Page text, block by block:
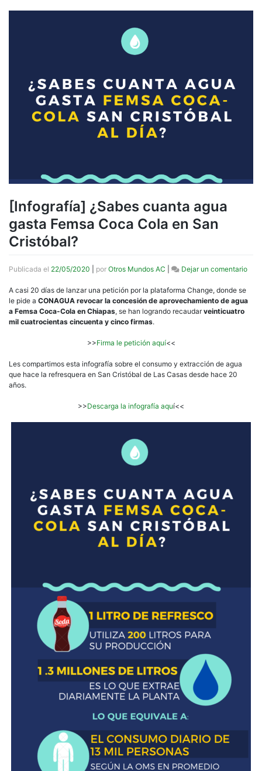
[Infografía] ¿Sabes cuanta agua
gasta Femsa Coca Cola en San
Cristóbal?
Publicada el 22/05/2020 por Otros Mundos AC Dejar un comentarioen
A casi 20 días de lanzar una petición por la plataforma Change, donde se
le pide a CONAGUA revocar la concesión de aprovechamiento de agua
a Femsa Coca-Cola en Chiapas, se han logrando recaudarveinticuatro
mil cuatrocientas cincuenta y cinco firmas.
>>Firma le petición aquí<<
Les compartimos esta infografía sobre el consumo y extracción de agua
que hace la refresquera en San Cristóbal de Las Casas desde hace 20
años.
>>Descarga la infografía aquí<<